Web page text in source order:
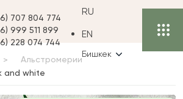
707 804 774
999 511 899
228 074 744
RU
EN
Бишкек
Альстромерии
and white